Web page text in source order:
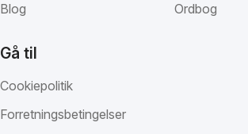
Blog
Ordbog
Gå til
Cookiepolitik
Forretningsbetingelser